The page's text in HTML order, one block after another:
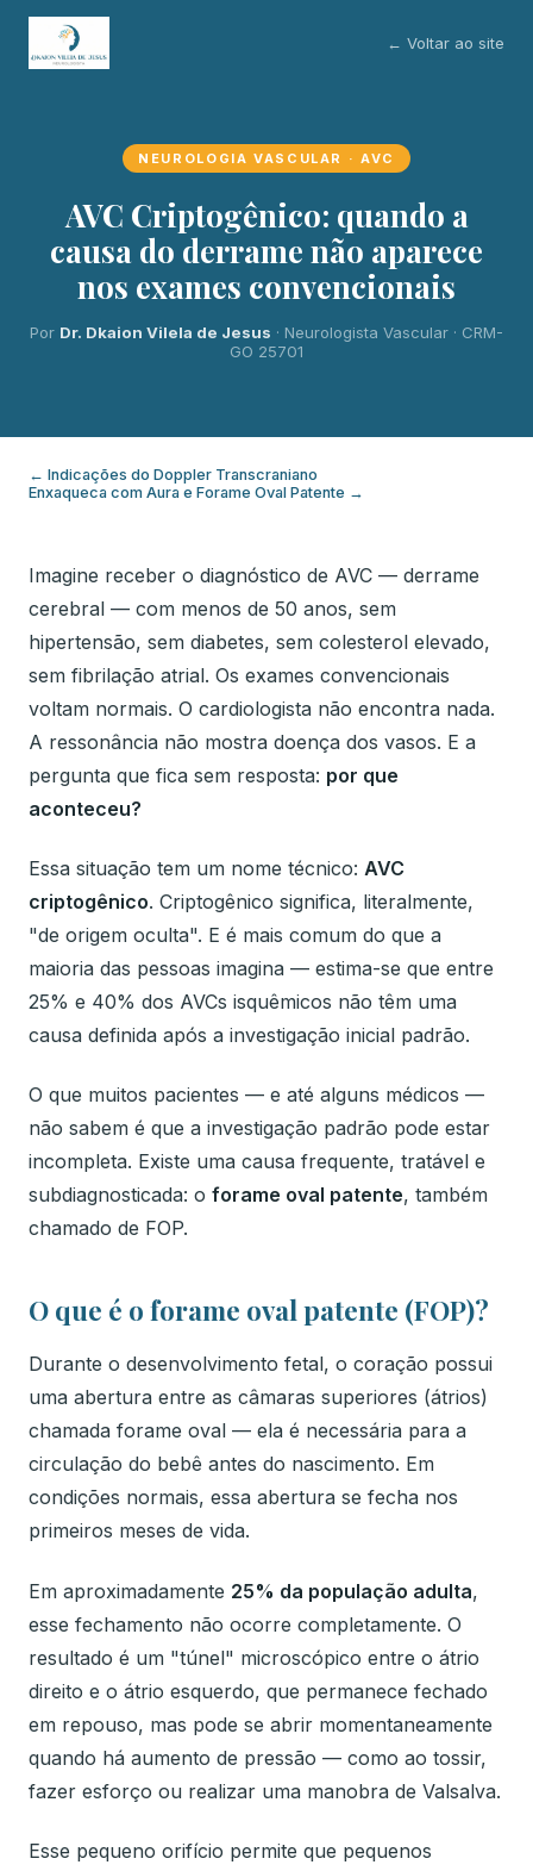
← Voltar ao site
NEUROLOGIA VASCULAR · AVC
AVC Criptogênico: quando a
causa do derrame não aparece
nos exames convencionais
Por Dr. Dkaion Vilela de Jesus · Neurologista Vascular · CRM-
GO 25701
← Indicações do Doppler Transcraniano
Enxaqueca com Aura e Forame Oval Patente →
Imagine receber o diagnóstico de AVC — derrame
cerebral — com menos de 50 anos, sem
hipertensão, sem diabetes, sem colesterol elevado,
sem fibrilação atrial. Os exames convencionais
voltam normais. O cardiologista não encontra nada.
A ressonância não mostra doença dos vasos. E a
pergunta que fica sem resposta: por que
aconteceu?
Essa situação tem um nome técnico: AVC
criptogênico. Criptogênico significa, literalmente,
"de origem oculta". E é mais comum do que a
maioria das pessoas imagina — estima-se que entre
25% e 40% dos AVCs isquêmicos não têm uma
causa definida após a investigação inicial padrão.
O que muitos pacientes — e até alguns médicos —
não sabem é que a investigação padrão pode estar
incompleta. Existe uma causa frequente, tratável e
subdiagnosticada: o forame oval patente, também
chamado de FOP.
O que é o forame oval patente (FOP)?
Durante o desenvolvimento fetal, o coração possui
uma abertura entre as câmaras superiores (átrios)
chamada forame oval — ela é necessária para a
circulação do bebê antes do nascimento. Em
condições normais, essa abertura se fecha nos
primeiros meses de vida.
Em aproximadamente 25% da população adulta,
esse fechamento não ocorre completamente. O
resultado é um "túnel" microscópico entre o átrio
direito e o átrio esquerdo, que permanece fechado
em repouso, mas pode se abrir momentaneamente
quando há aumento de pressão — como ao tossir,
fazer esforço ou realizar uma manobra de Valsalva.
Esse pequeno orifício permite que pequenos